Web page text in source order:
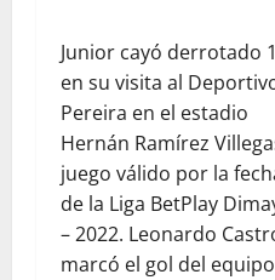
Junior cayó derrotado
en su visita al
Pereira en el estadio
Hernán Ramírez
juego válido por la
de la Liga BetPlay
– 2022. Leonardo
marcó el gol del equipo